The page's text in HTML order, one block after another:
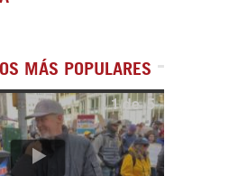
MÁS POPULARES
1de5